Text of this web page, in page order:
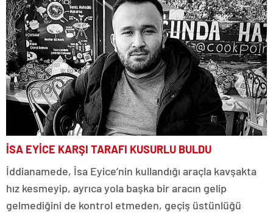
İSA EYİCE KARŞI TARAFI KUSURLU BULDU
İddianamede, İsa Eyice’nin kullandığı araçla kavşakta
hız kesmeyip, ayrıca yola başka bir aracın gelip
gelmediğini de kontrol etmeden, geçiş üstünlüğü